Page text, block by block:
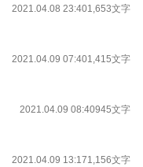
2021.04.08 23:401,653文字
2021.04.09 07:401,415文字
2021.04.09 08:40945文字
2021.04.09 13:171,156文字